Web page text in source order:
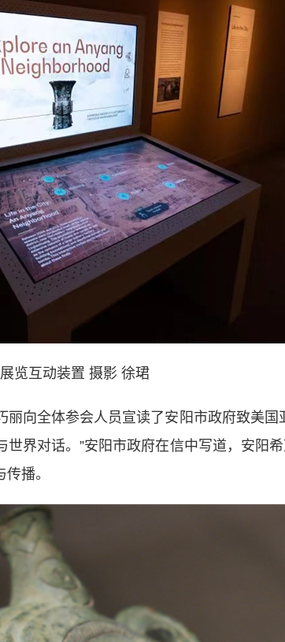
展览互动装置 摄影 徐珺
全体参会人员宣读了安阳市政府致美国
界对话。”安阳市政府在信中写道，安阳
播。